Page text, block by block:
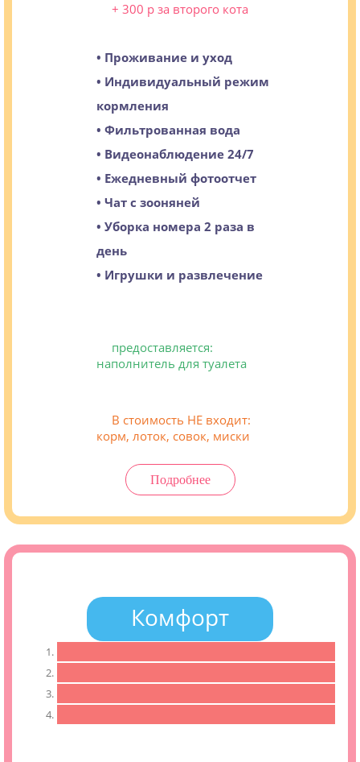
+ 300 р за второго кота
• Проживание и уход
• Индивидуальный режим
кормления
• Фильтрованная вода
• Видеонаблюдение 24/7
• Ежедневный фотоотчет
• Чат с зооняней
• Уборка номера 2 раза в
день
• Игрушки и развлечение
предоставляется:
наполнитель для туалета
В стоимость НЕ входит:
корм, лоток, совок, миски
Подробнее
Комфорт